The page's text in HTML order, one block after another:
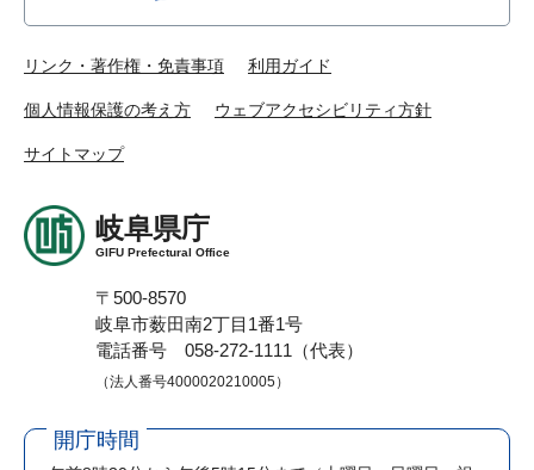
リンク・著作権・免責事項 利用ガイド
個人情報保護の考え方 ウェブアクセシビリティ方針
サイトマップ
岐阜県庁
GIFU Prefectural Office
〒500-8570
岐阜市薮田南2丁目1番1号
電話番号 058-272-1111（代表）
（法人番号4000020210005）
開庁時間